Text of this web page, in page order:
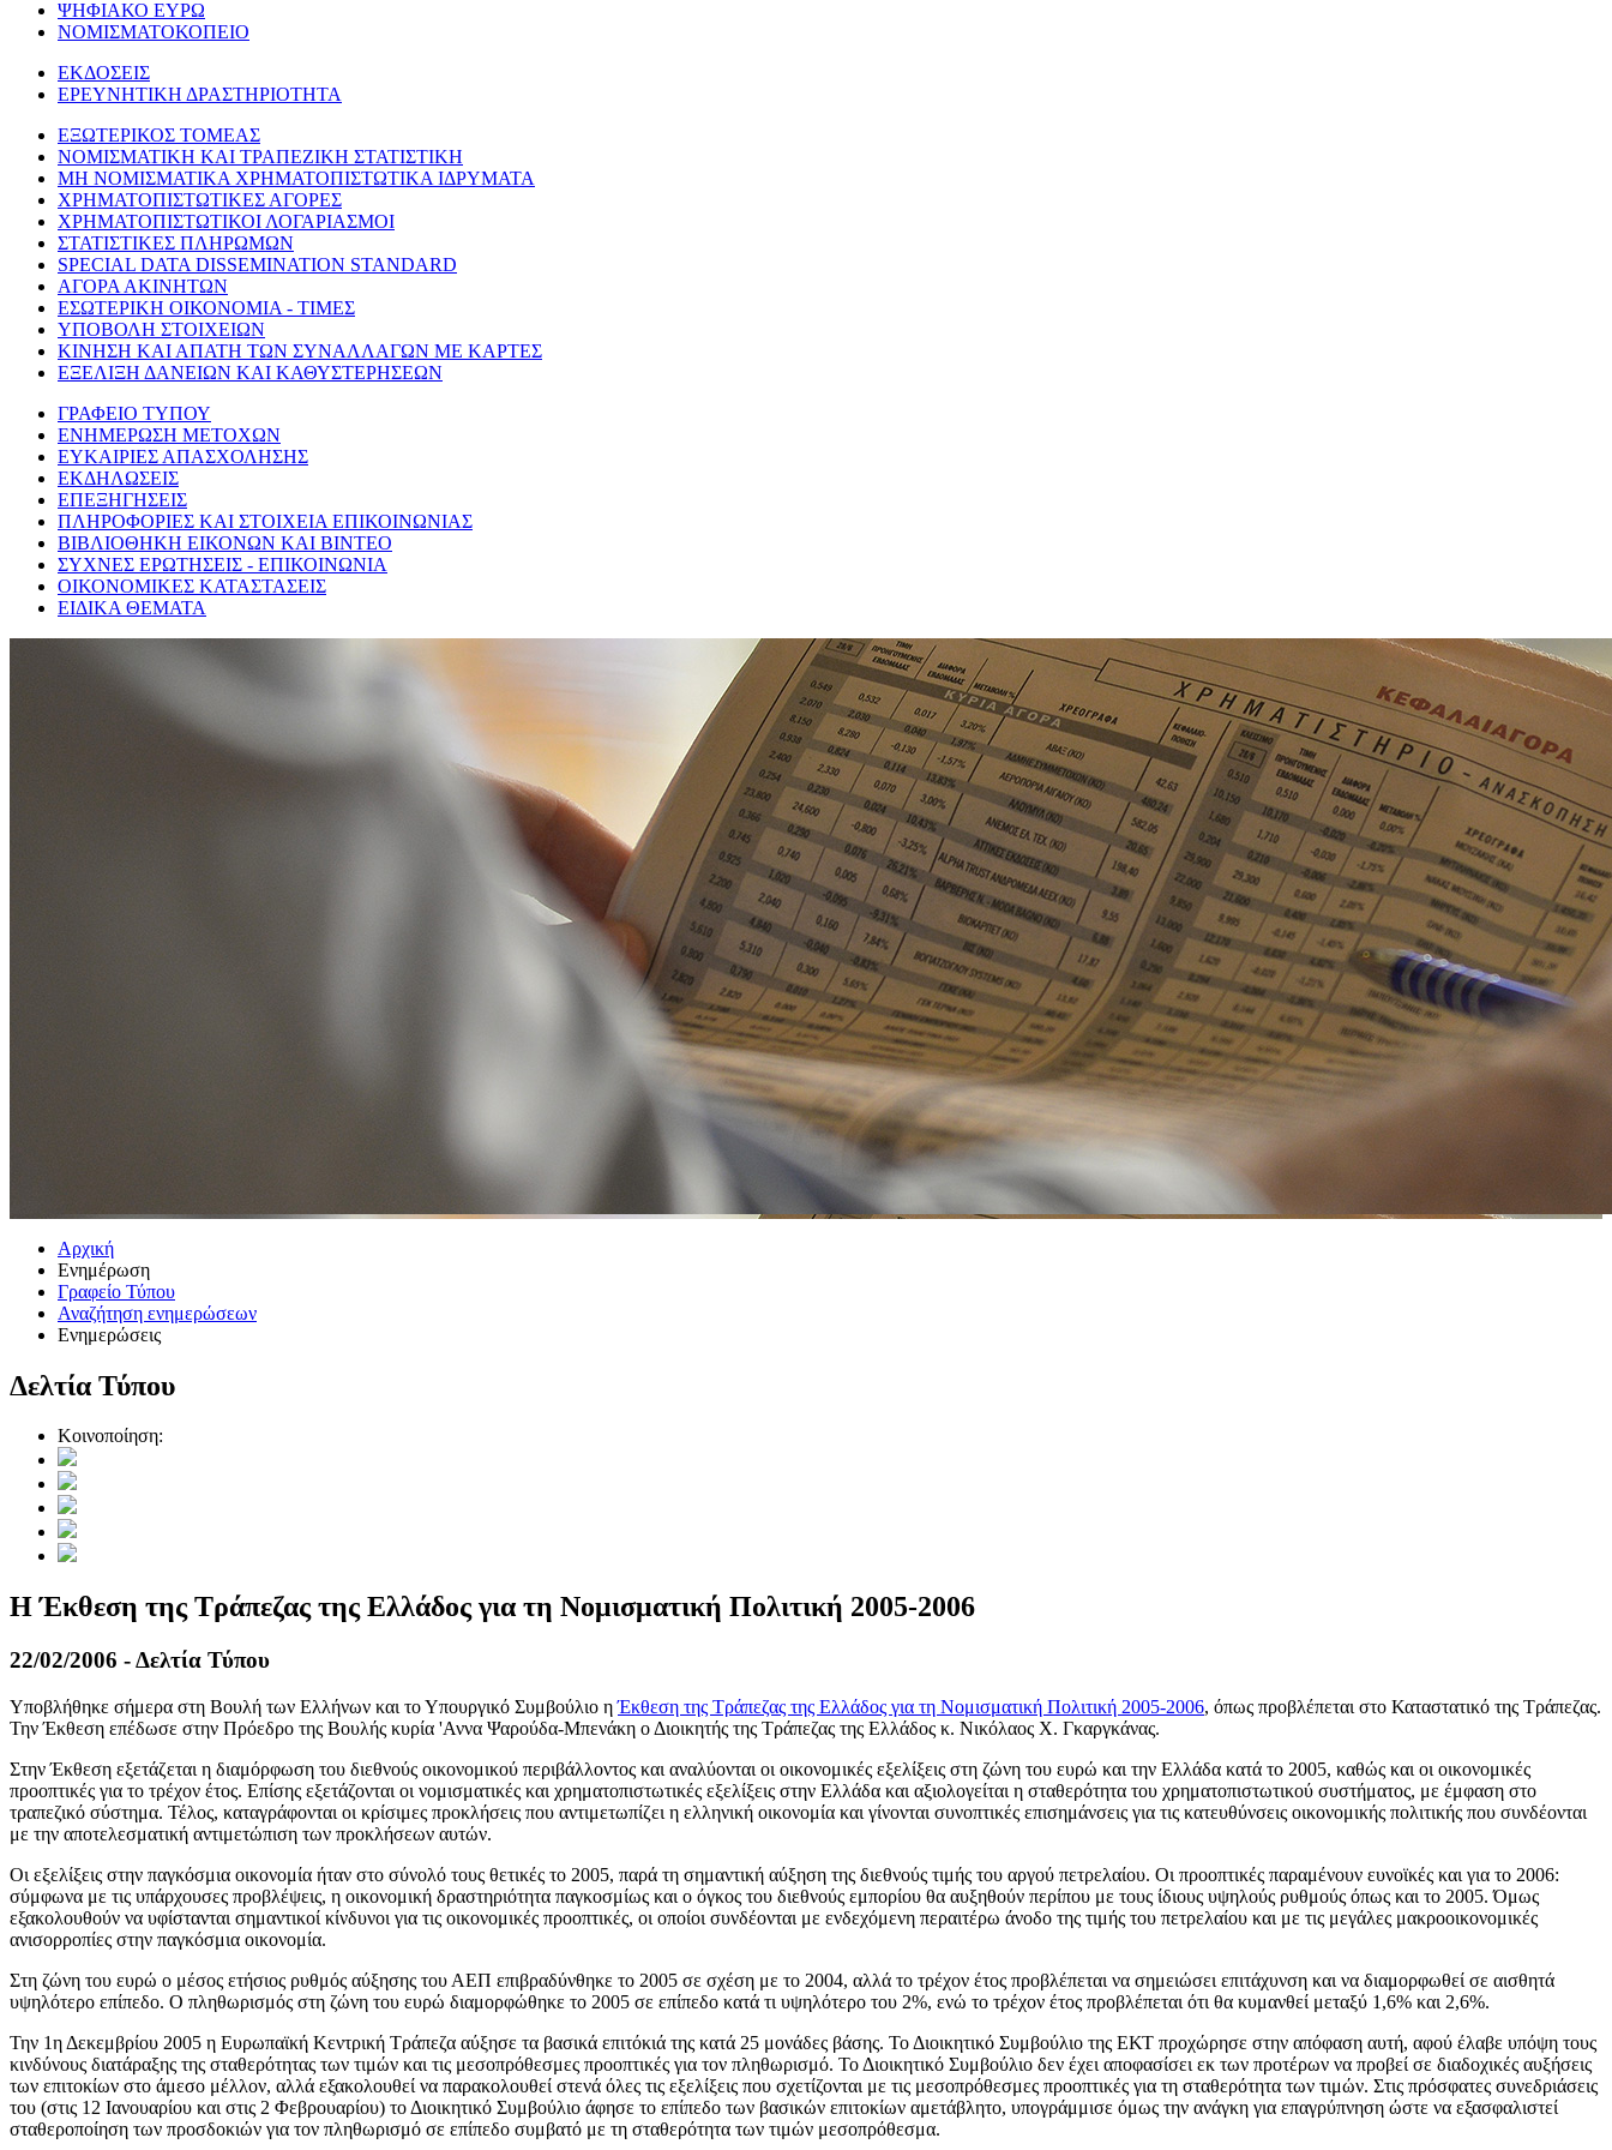
ΨΗΦΙΑΚΟ ΕΥΡΩ
ΝΟΜΙΣΜΑΤΟΚΟΠΕΙΟ
ΕΚΔΟΣΕΙΣ
ΕΡΕΥΝΗΤΙΚΗ ΔΡΑΣΤΗΡΙΟΤΗΤΑ
ΕΞΩΤΕΡΙΚΟΣ ΤΟΜΕΑΣ
ΝΟΜΙΣΜΑΤΙΚΗ ΚΑΙ ΤΡΑΠΕΖΙΚΗ ΣΤΑΤΙΣΤΙΚΗ
ΜΗ ΝΟΜΙΣΜΑΤΙΚΑ ΧΡΗΜΑΤΟΠΙΣΤΩΤΙΚΑ ΙΔΡΥΜΑΤΑ
ΧΡΗΜΑΤΟΠΙΣΤΩΤΙΚΕΣ ΑΓΟΡΕΣ
ΧΡΗΜΑΤΟΠΙΣΤΩΤΙΚΟΙ ΛΟΓΑΡΙΑΣΜΟΙ
ΣΤΑΤΙΣΤΙΚΕΣ ΠΛΗΡΩΜΩΝ
SPECIAL DATA DISSEMINATION STANDARD
ΑΓΟΡΑ ΑΚΙΝΗΤΩΝ
ΕΣΩΤΕΡΙΚΗ ΟΙΚΟΝΟΜΙΑ - ΤΙΜΕΣ
ΥΠΟΒΟΛΗ ΣΤΟΙΧΕΙΩΝ
ΚΙΝΗΣΗ ΚΑΙ ΑΠΑΤΗ ΤΩΝ ΣΥΝΑΛΛΑΓΩΝ ΜΕ ΚΑΡΤΕΣ
ΕΞΕΛΙΞΗ ΔΑΝΕΙΩΝ ΚΑΙ ΚΑΘΥΣΤΕΡΗΣΕΩΝ
ΓΡΑΦΕΙΟ ΤΥΠΟΥ
ΕΝΗΜΕΡΩΣΗ ΜΕΤΟΧΩΝ
ΕΥΚΑΙΡΙΕΣ ΑΠΑΣΧΟΛΗΣΗΣ
ΕΚΔΗΛΩΣΕΙΣ
ΕΠΕΞΗΓΗΣΕΙΣ
ΠΛΗΡΟΦΟΡΙΕΣ ΚΑΙ ΣΤΟΙΧΕΙΑ ΕΠΙΚΟΙΝΩΝΙΑΣ
ΒΙΒΛΙΟΘΗΚΗ ΕΙΚΟΝΩΝ ΚΑΙ ΒΙΝΤΕΟ
ΣΥΧΝΕΣ ΕΡΩΤΗΣΕΙΣ - ΕΠΙΚΟΙΝΩΝΙΑ
ΟΙΚΟΝΟΜΙΚΕΣ ΚΑΤΑΣΤΑΣΕΙΣ
ΕΙΔΙΚΑ ΘΕΜΑΤΑ
Αρχική
Ενημέρωση
Γραφείο Τύπου
Αναζήτηση ενημερώσεων
Ενημερώσεις
Δελτία Τύπου
Κοινοποίηση:
Η Έκθεση της Τράπεζας της Ελλάδος για τη Νομισματική Πολιτική 2005-2006
22/02/2006 - Δελτία Τύπου
Υποβλήθηκε σήμερα στη Βουλή των Ελλήνων και το Υπουργικό Συμβούλιο ηΈκθεση της Τράπεζας της Ελλάδος για τη Νομισματική Πολιτική 2005-2006, όπως προβλέπεται στο Καταστατικό της Τράπεζας.
Την Έκθεση επέδωσε στην Πρόεδρο της Βουλής κυρία 'Αννα Ψαρούδα-Μπενάκη ο Διοικητής της Τράπεζας της Ελλάδος κ. Νικόλαος X. Γκαργκάνας.
Στην Έκθεση εξετάζεται η διαμόρφωση του διεθνούς οικονομικού περιβάλλοντος και αναλύονται οι οικονομικές εξελίξεις στη ζώνη του ευρώ και την Ελλάδα κατά το 2005, καθώς και οι οικονομικές
προοπτικές για το τρέχον έτος. Επίσης εξετάζονται οι νομισματικές και χρηματοπιστωτικές εξελίξεις στην Ελλάδα και αξιολογείται η σταθερότητα του χρηματοπιστωτικού συστήματος, με έμφαση στο
τραπεζικό σύστημα. Τέλος, καταγράφονται οι κρίσιμες προκλήσεις που αντιμετωπίζει η ελληνική οικονομία και γίνονται συνοπτικές επισημάνσεις για τις κατευθύνσεις οικονομικής πολιτικής που συνδέονται
με την αποτελεσματική αντιμετώπιση των προκλήσεων αυτών.
Οι εξελίξεις στην παγκόσμια οικονομία ήταν στο σύνολό τους θετικές το 2005, παρά τη σημαντική αύξηση της διεθνούς τιμής του αργού πετρελαίου. Οι προοπτικές παραμένουν ευνοϊκές και για το 2006:
σύμφωνα με τις υπάρχουσες προβλέψεις, η οικονομική δραστηριότητα παγκοσμίως και ο όγκος του διεθνούς εμπορίου θα αυξηθούν περίπου με τους ίδιους υψηλούς ρυθμούς όπως και το 2005. Όμως
εξακολουθούν να υφίστανται σημαντικοί κίνδυνοι για τις οικονομικές προοπτικές, οι οποίοι συνδέονται με ενδεχόμενη περαιτέρω άνοδο της τιμής του πετρελαίου και με τις μεγάλες μακροοικονομικές
ανισορροπίες στην παγκόσμια οικονομία.
Στη ζώνη του ευρώ ο μέσος ετήσιος ρυθμός αύξησης του ΑΕΠ επιβραδύνθηκε το 2005 σε σχέση με το 2004, αλλά το τρέχον έτος προβλέπεται να σημειώσει επιτάχυνση και να διαμορφωθεί σε αισθητά
υψηλότερο επίπεδο. Ο πληθωρισμός στη ζώνη του ευρώ διαμορφώθηκε το 2005 σε επίπεδο κατά τι υψηλότερο του 2%, ενώ το τρέχον έτος προβλέπεται ότι θα κυμανθεί μεταξύ 1,6% και 2,6%.
Την 1η Δεκεμβρίου 2005 η Ευρωπαϊκή Κεντρική Τράπεζα αύξησε τα βασικά επιτόκιά της κατά 25 μονάδες βάσης. Το Διοικητικό Συμβούλιο της ΕΚΤ προχώρησε στην απόφαση αυτή, αφού έλαβε υπόψη τους
κινδύνους διατάραξης της σταθερότητας των τιμών και τις μεσοπρόθεσμες προοπτικές για τον πληθωρισμό. Το Διοικητικό Συμβούλιο δεν έχει αποφασίσει εκ των προτέρων να προβεί σε διαδοχικές αυξήσεις
των επιτοκίων στο άμεσο μέλλον, αλλά εξακολουθεί να παρακολουθεί στενά όλες τις εξελίξεις που σχετίζονται με τις μεσοπρόθεσμες προοπτικές για τη σταθερότητα των τιμών. Στις πρόσφατες συνεδριάσεις
του (στις 12 Ιανουαρίου και στις 2 Φεβρουαρίου) το Διοικητικό Συμβούλιο άφησε το επίπεδο των βασικών επιτοκίων αμετάβλητο, υπογράμμισε όμως την ανάγκη για επαγρύπνηση ώστε να εξασφαλιστεί
σταθεροποίηση των προσδοκιών για τον πληθωρισμό σε επίπεδο συμβατό με τη σταθερότητα των τιμών μεσοπρόθεσμα.